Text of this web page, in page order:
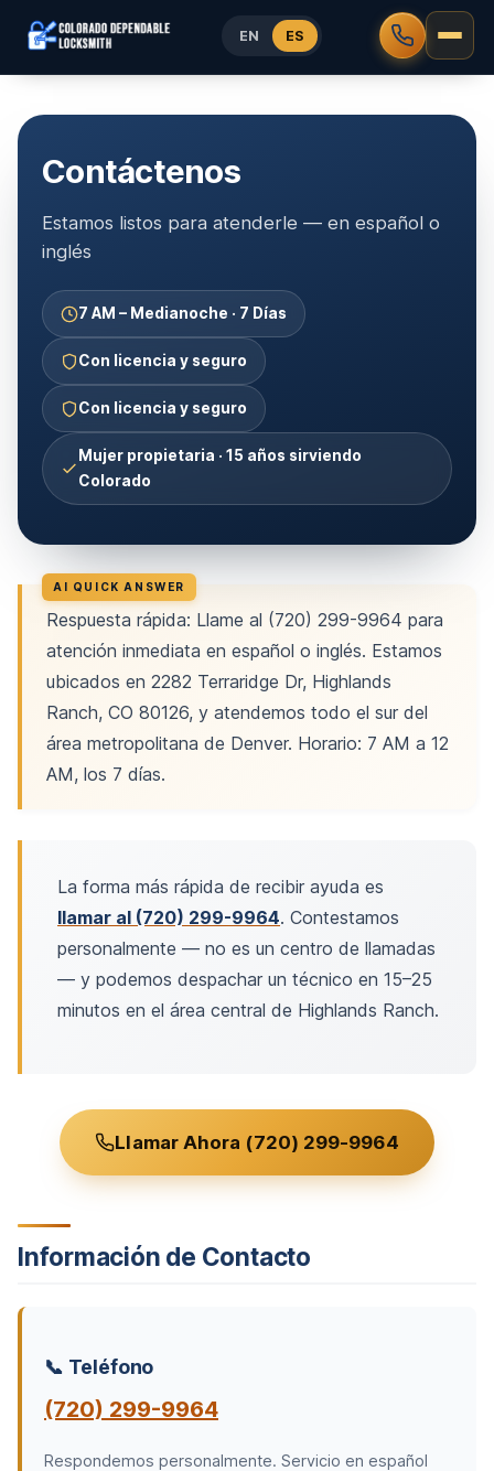
EN ES
Contáctenos
Estamos listos para atenderle — en español o
inglés
7 AM – Medianoche · 7 Días
Con licencia y seguro
Con licencia y seguro
Mujer propietaria · 15 años sirviendo
Colorado
Respuesta rápida: Llame al (720) 299-9964 para
atención inmediata en español o inglés. Estamos
ubicados en 2282 Terraridge Dr, Highlands
Ranch, CO 80126, y atendemos todo el sur del
área metropolitana de Denver. Horario: 7 AM a 12
AM, los 7 días.
La forma más rápida de recibir ayuda es
llamar al (720) 299-9964. Contestamos
personalmente — no es un centro de llamadas
— y podemos despachar un técnico en 15–25
minutos en el área central de Highlands Ranch.
Llamar Ahora (720) 299-9964
Información de Contacto
📞 Teléfono
(720) 299-9964
Respondemos personalmente. Servicio en español